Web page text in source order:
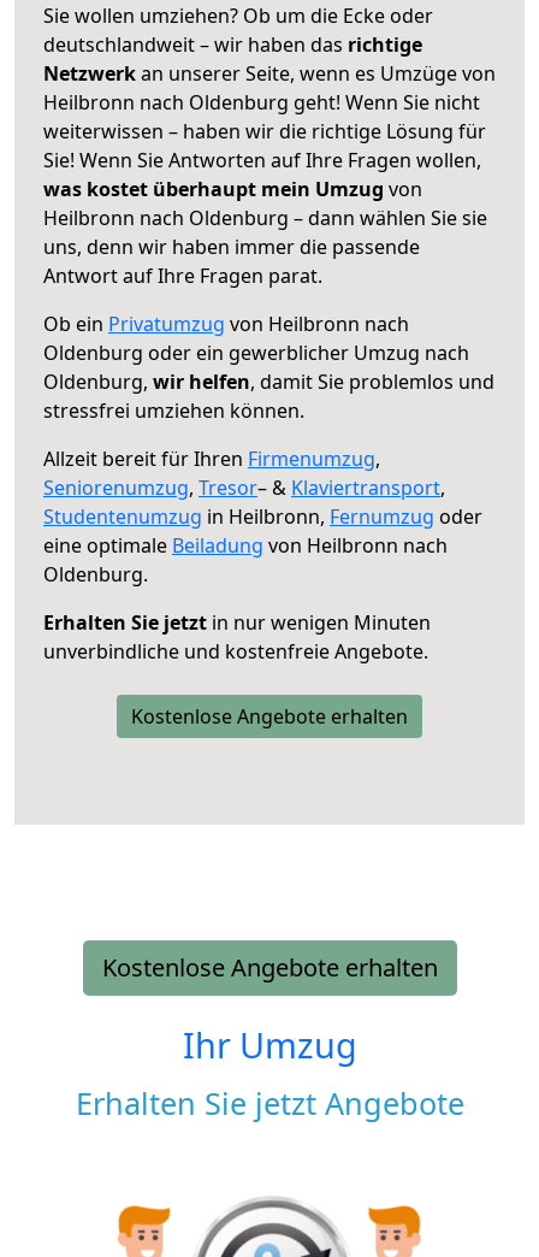
Sie wollen umziehen? Ob um die Ecke oder
deutschlandweit – wir haben das richtige
Netzwerkan unserer Seite, wenn es Umzüge von
Heilbronn nach Oldenburg geht! Wenn Sie nicht
weiterwissen – haben wir die richtige Lösung für
Sie! Wenn Sie Antworten auf Ihre Fragen wollen,
was kostet überhaupt mein Umzug von
Heilbronn nach Oldenburg – dann wählen Sie sie
uns, denn wir haben immer die passende
Antwort auf Ihre Fragen parat.
Ob ein Privatumzug von Heilbronn nach
Oldenburg oder ein gewerblicher Umzug nach
Oldenburg, wir helfen, damit Sie problemlos und
stressfrei umziehen können.
Allzeit bereit für Ihren Firmenumzug,
Seniorenumzug, Tresor– & Klaviertransport,
Studentenumzug in Heilbronn, Fernumzug oder
eine optimale Beiladung von Heilbronn nach
Oldenburg.
Erhalten Sie jetzt in nur wenigen Minuten
unverbindliche und kostenfreie Angebote.
Kostenlose Angebote erhalten
Kostenlose Angebote erhalten
Ihr Umzug
Erhalten Sie jetzt Angebote